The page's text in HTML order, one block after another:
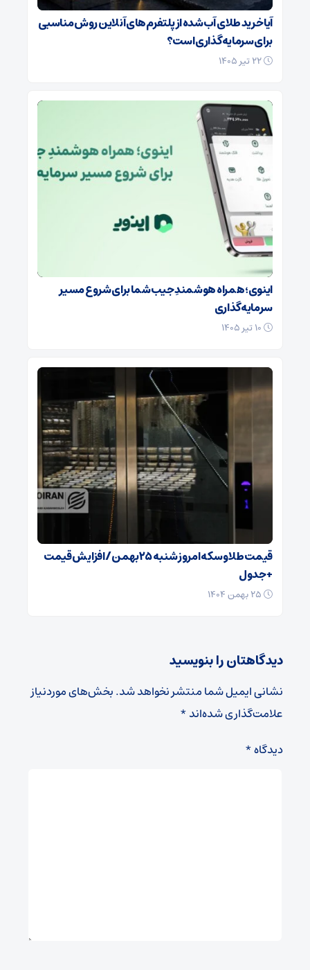
آیا خرید طلای آب‌شده از پلتفرم‌های آنلاین روش مناسبی
برای سرمایه‌گذاری است؟
اینوی؛ همراه هوشمندِ جیب شما برای شروع مسیر
سرمایه‌گذاری
قیمت طلا و سکه امروز شنبه ۲۵بهمن/ افزایش قیمت
+ جدول
دیدگاهتان را بنویسید
نشانی ایمیل شما منتشر نخواهد شد.بخش‌های موردنیاز
علامت‌گذاری شده‌اند*
دیدگاه*